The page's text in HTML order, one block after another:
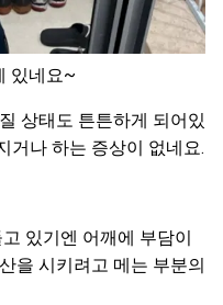
있네요~
상태도 튼튼하게 되어있
거나 하는 증상이 없네요.
있기엔 어깨에 부담이
을 시키려고 메는 부분의